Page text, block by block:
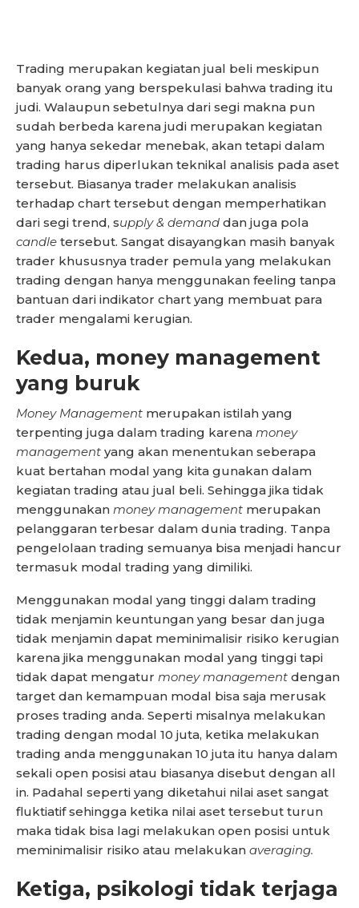
Trading merupakan kegiatan jual beli meskipun
banyak orang yang berspekulasi bahwa trading itu
judi. Walaupun sebetulnya dari segi makna pun
sudah berbeda karena judi merupakan kegiatan
yang hanya sekedar menebak, akan tetapi dalam
trading harus diperlukan teknikal analisis pada aset
tersebut. Biasanya trader melakukan analisis
terhadap chart tersebut dengan memperhatikan
dari segi trend, supply & demand dan juga pola
candle tersebut. Sangat disayangkan masih banyak
trader khususnya trader pemula yang melakukan
trading dengan hanya menggunakan feeling tanpa
bantuan dari indikator chart yang membuat para
trader mengalami kerugian.
Kedua, money management
yang buruk
Money Management merupakan istilah yang
terpenting juga dalam trading karena money
management yang akan menentukan seberapa
kuat bertahan modal yang kita gunakan dalam
kegiatan trading atau jual beli. Sehingga jika tidak
menggunakan money management merupakan
pelanggaran terbesar dalam dunia trading. Tanpa
pengelolaan trading semuanya bisa menjadi hancur
termasuk modal trading yang dimiliki.
Menggunakan modal yang tinggi dalam trading
tidak menjamin keuntungan yang besar dan juga
tidak menjamin dapat meminimalisir risiko kerugian
karena jika menggunakan modal yang tinggi tapi
tidak dapat mengatur money management dengan
target dan kemampuan modal bisa saja merusak
proses trading anda. Seperti misalnya melakukan
trading dengan modal 10 juta, ketika melakukan
trading anda menggunakan 10 juta itu hanya dalam
sekali open posisi atau biasanya disebut dengan all
in. Padahal seperti yang diketahui nilai aset sangat
fluktiatif sehingga ketika nilai aset tersebut turun
maka tidak bisa lagi melakukan open posisi untuk
meminimalisir risiko atau melakukan averaging.
Ketiga, psikologi tidak terjaga